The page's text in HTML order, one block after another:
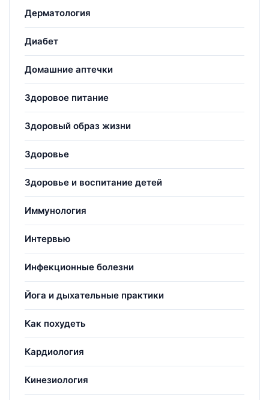
Дерматология
Диабет
Домашние аптечки
Здоровое питание
Здоровый образ жизни
Здоровье
Здоровье и воспитание детей
Иммунология
Интервью
Инфекционные болезни
Йога и дыхательные практики
Как похудеть
Кардиология
Кинезиология